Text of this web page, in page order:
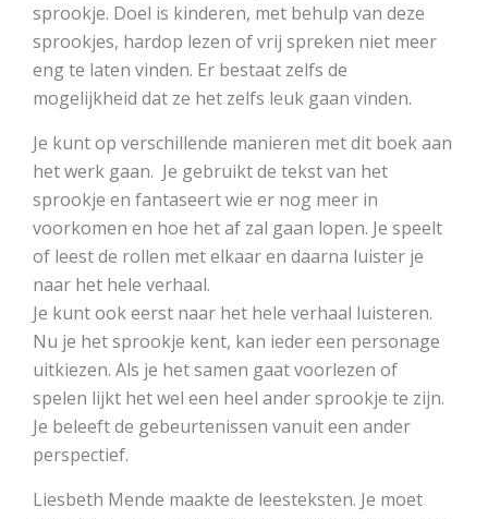
sprookje. Doel is kinderen, met behulp van deze
sprookjes, hardop lezen of vrij spreken niet meer
eng te laten vinden. Er bestaat zelfs de
mogelijkheid dat ze het zelfs leuk gaan vinden.
Je kunt op verschillende manieren met dit boek aan
het werk gaan. Je gebruikt de tekst van het
sprookje en fantaseert wie er nog meer in
voorkomen en hoe het af zal gaan lopen. Je speelt
of leest de rollen met elkaar en daarna luister je
naar het hele verhaal.
Je kunt ook eerst naar het hele verhaal luisteren.
Nu je het sprookje kent, kan ieder een personage
uitkiezen. Als je het samen gaat voorlezen of
spelen lijkt het wel een heel ander sprookje te zijn.
Je beleeft de gebeurtenissen vanuit een ander
perspectief.
Liesbeth Mende maakte de leesteksten. Je moet